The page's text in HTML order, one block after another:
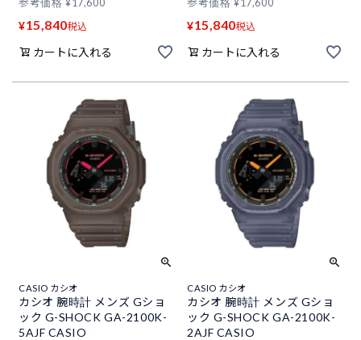
参考価格 ¥ 17,600
¥15,840税込
カートに入れる
参考価格 ¥ 17,600
¥15,840税込
カートに入れる
CASIO カシオ
カシオ 腕時計 メンズ Gショ
ック G-SHOCK GA-2100K-
5AJF CASIO
CASIO カシオ
カシオ 腕時計 メンズ Gショ
ック G-SHOCK GA-2100K-
2AJF CASIO